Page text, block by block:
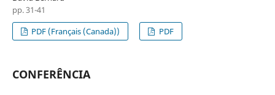
pp. 31-41
PDF (Français (Canada))
PDF
CONFERÊNCIA